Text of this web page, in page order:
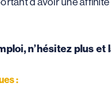
n’hésitez plus
: